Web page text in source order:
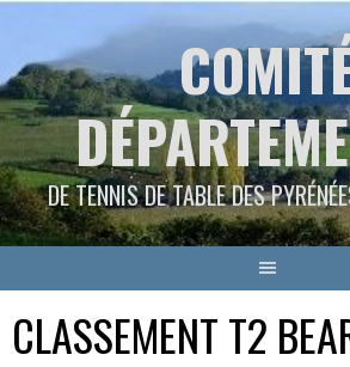
contenu
DE TENNIS DE TABLE DES
CLASSEMENT T2